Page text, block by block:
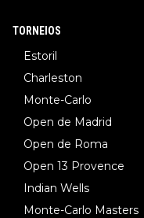
TORNEIOS
Estoril
Charleston
Monte-Carlo
Open de Madrid
Open de Roma
Open 13 Provence
Indian Wells
Monte-Carlo Masters